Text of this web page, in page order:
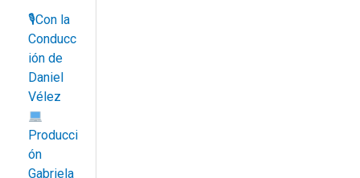
🎙Con la
Conducc
ión de
Daniel
Vélez
Producci
ón
Gabriela